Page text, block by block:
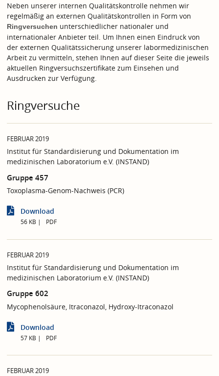
Neben unserer internen Qualitätskontrolle nehmen wir
regelmäßig an externen Qualitätskontrollen in Form von
Ringversuchen unterschiedlicher nationaler und
internationaler Anbieter teil. Um Ihnen einen Eindruck von
der externen Qualitätssicherung unserer labormedizinischen
Arbeit zu vermitteln, stehen Ihnen auf dieser Seite die jeweils
aktuellen Ringversuchszertifikate zum Einsehen und
Ausdrucken zur Verfügung.
Ringversuche
FEBRUAR 2019
Institut für Standardisierung und Dokumentation im
medizinischen Laboratorium e.V. (INSTAND)
Gruppe 457
Toxoplasma-Genom-Nachweis (PCR)
Download
56 KB PDF
FEBRUAR 2019
Institut für Standardisierung und Dokumentation im
medizinischen Laboratorium e.V. (INSTAND)
Gruppe 602
Mycophenolsäure, Itraconazol, Hydroxy-Itraconazol
Download
57 KB PDF
FEBRUAR 2019